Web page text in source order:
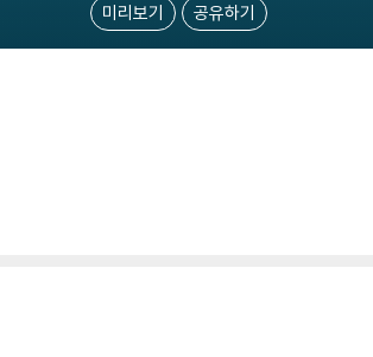
미리보기 공유하기